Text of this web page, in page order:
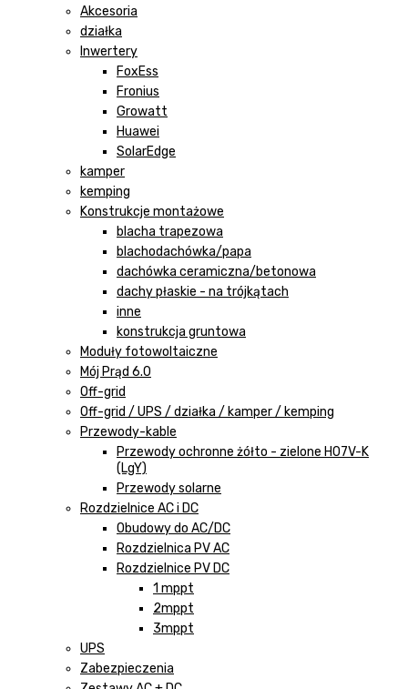
Akcesoria
działka
Inwertery
FoxEss
Fronius
Growatt
Huawei
SolarEdge
kamper
kemping
Konstrukcje montażowe
blacha trapezowa
blachodachówka/papa
dachówka ceramiczna/betonowa
dachy płaskie - na trójkątach
inne
konstrukcja gruntowa
Moduły fotowoltaiczne
Mój Prąd 6.0
Off-grid
Off-grid / UPS / działka / kamper / kemping
Przewody-kable
Przewody ochronne żółto - zielone H07V-K
(LgY)
Przewody solarne
Rozdzielnice AC i DC
Obudowy do AC/DC
Rozdzielnica PV AC
Rozdzielnice PV DC
1 mppt
2mppt
3mppt
UPS
Zabezpieczenia